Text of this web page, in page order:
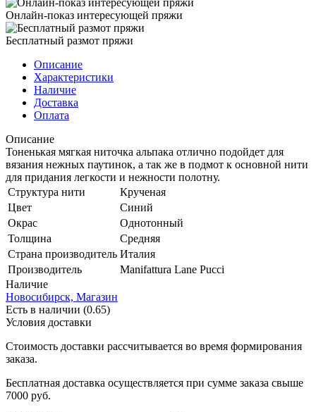
Онлайн-показ интересующей пряжи
Бесплатный размот пряжи
Описание
Характеристики
Наличие
Доставка
Оплата
Описание
Тоненькая мягкая ниточка альпака отлично подойдет для
вязания нежных паутинок, а так же в подмот к основной нити
для придания легкости и нежности полотну.
Структура нити
Крученая
Цвет
Синий
Окрас
Однотонный
Толщина
Средняя
Страна производитель Италия
Производитель
Manifattura Lane Pucci
Наличие
Новосибирск, Магазин
Есть в наличии (0.65)
Условия доставки
Стоимость доставки рассчитывается во время формирования
заказа.
Бесплатная доставка осуществляется при сумме заказа свыше
7000 руб.